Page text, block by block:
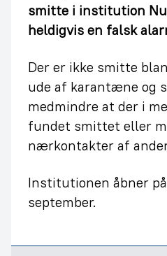
smitte i institution
heldigvis en falsk
Der er ikke smitte
ude af karantæne og
medmindre at der i
fundet smittet eller
nærkontakter af
Institutionen åbner
september.